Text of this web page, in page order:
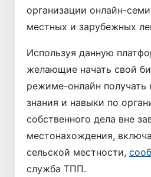
организации онлайн-
местных и зарубежных
Используя данную
желающие начать свой
режиме-онлайн
знания и навыки по
собственного дела вне
местонахождения,
сельской местности,
служба ТПП.